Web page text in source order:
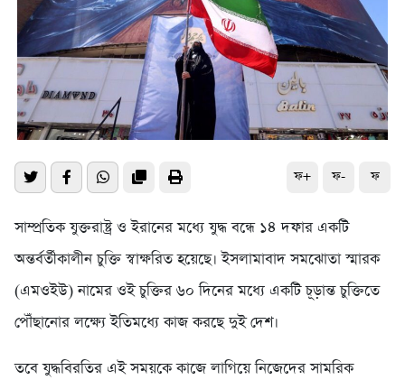
ফ+ ফ- ফ
সাম্প্রতিক যুক্তরাষ্ট্র ও ইরানের মধ্যে যুদ্ধ বন্ধে ১৪ দফার একটি
অন্তর্বর্তীকালীন চুক্তি স্বাক্ষরিত হয়েছে। ইসলামাবাদ সমঝোতা স্মারক
(এমওইউ) নামের ওই চুক্তির ৬০ দিনের মধ্যে একটি চূড়ান্ত চুক্তিতে
পৌঁছানোর লক্ষ্যে ইতিমধ্যে কাজ করছে দুই দেশ।
তবে যুদ্ধবিরতির এই সময়কে কাজে লাগিয়ে নিজেদের সামরিক